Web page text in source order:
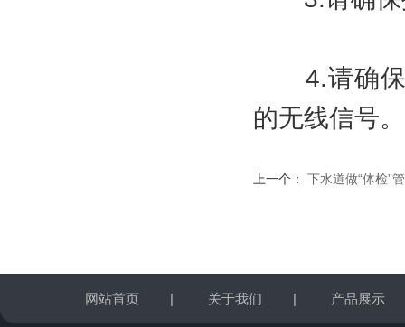
4.请确保
的无线信号。
上一个： 下水道做“体检”
网站首页 | 关于我们 | 产品展示